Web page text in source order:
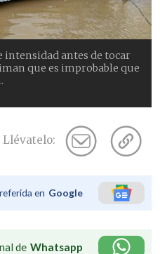
antes de tocar
que es improbable que
Llévatelo:
en Google
de Whatsapp